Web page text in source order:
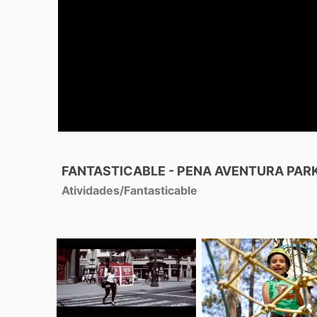
FANTASTICABLE - PENA AVENTURA
Atividades/Fantasticable